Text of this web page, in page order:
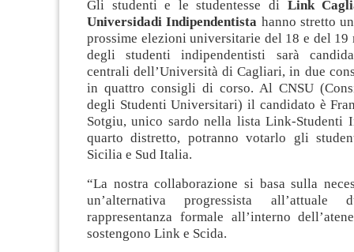
Gli studenti e le studentesse di Link
Universidadi Indipendentista hanno stretto
prossime elezioni universitarie del 18 e del 19
degli studenti indipendentisti sarà
centrali dell’Università di Cagliari, in due
in quattro consigli di corso. Al CNSU
degli Studenti Universitari) il candidato è
Sotgiu, unico sardo nella lista Link-Studenti
quarto distretto, potranno votarlo gli
Sicilia e Sud Italia.
“La nostra collaborazione si basa sulla
un’alternativa progressista all’attuale
rappresentanza formale all’interno
sostengono Link e Scida.